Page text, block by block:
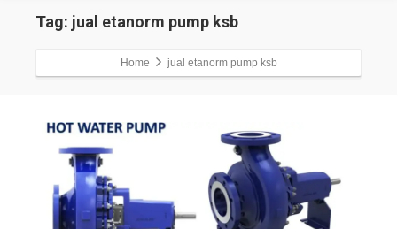
Tag: jual etanorm pump ksb
Home jual etanorm pump ksb